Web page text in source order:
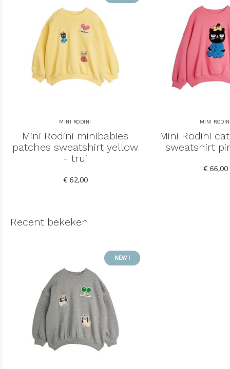
MINI RODINI
Mini Rodini minibabies
patches sweatshirt yellow
- trui
€ 62,00
MINI
Mini Rodini
sweatshirt
€ 66,00
Recent bekeken
NEW !